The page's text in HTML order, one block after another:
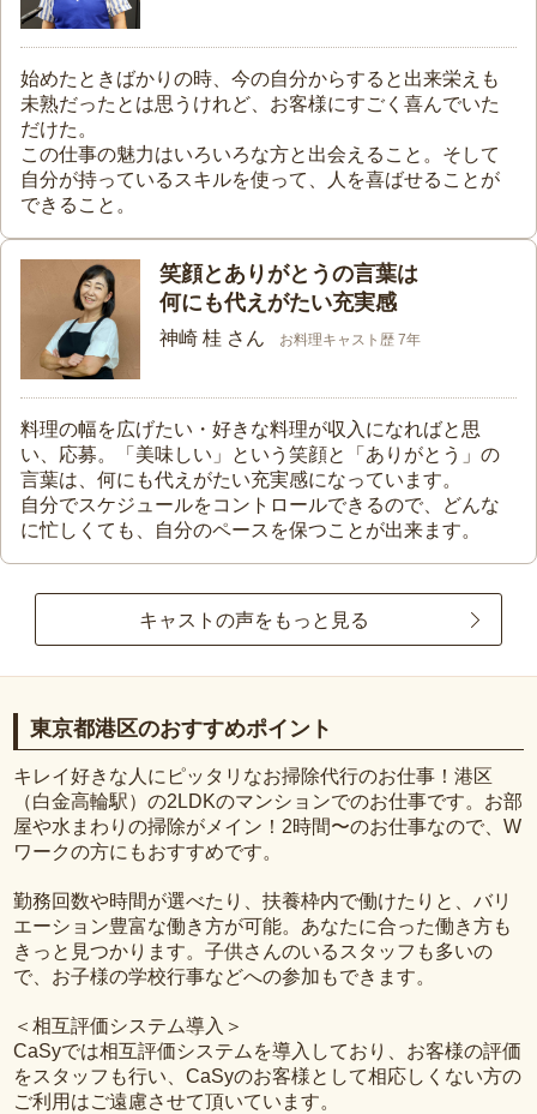
始めたときばかりの時、今の自分からすると出来栄えも
未熟だったとは思うけれど、お客様にすごく喜んでいた
だけた。
この仕事の魅力はいろいろな方と出会えること。そして
自分が持っているスキルを使って、人を喜ばせることが
できること。
笑顔とありがとうの言葉は
何にも代えがたい充実感
神崎 桂 さん お料理キャスト歴 7年
料理の幅を広げたい・好きな料理が収入になればと思
い、応募。「美味しい」という笑顔と「ありがとう」の
言葉は、何にも代えがたい充実感になっています。
自分でスケジュールをコントロールできるので、どんな
に忙しくても、自分のペースを保つことが出来ます。
キャストの声をもっと見る
東京都港区のおすすめポイント
キレイ好きな人にピッタリなお掃除代行のお仕事！港区
（白金高輪駅）の2LDKのマンションでのお仕事です。お部
屋や水まわりの掃除がメイン！2時間〜のお仕事なので、W
ワークの方にもおすすめです。
勤務回数や時間が選べたり、扶養枠内で働けたりと、バリ
エーション豊富な働き方が可能。あなたに合った働き方も
きっと見つかります。子供さんのいるスタッフも多いの
で、お子様の学校行事などへの参加もできます。
＜相互評価システム導入＞
CaSyでは相互評価システムを導入しており、お客様の評価
をスタッフも行い、CaSyのお客様として相応しくない方の
ご利用はご遠慮させて頂いています。